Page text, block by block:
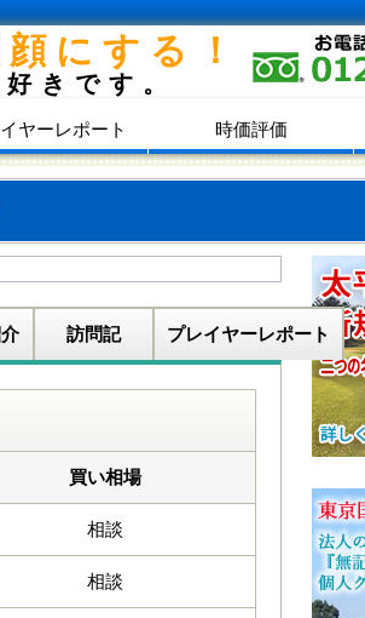
にする！
きです。
ヤーレポート 時価評価
訪問記 プレイヤーレポート
買い相場
相談
相談